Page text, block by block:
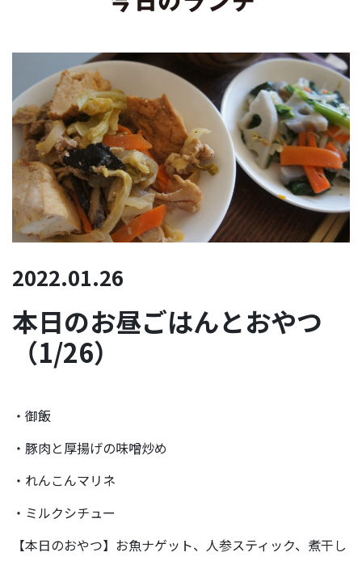
2022.01.26
本日のお昼ごはんとおやつ
（1/26）
・御飯
・豚肉と厚揚げの味噌炒め
・れんこんマリネ
・ミルクシチュー
【本日のおやつ】お魚ナゲット、人参スティック、煮干し